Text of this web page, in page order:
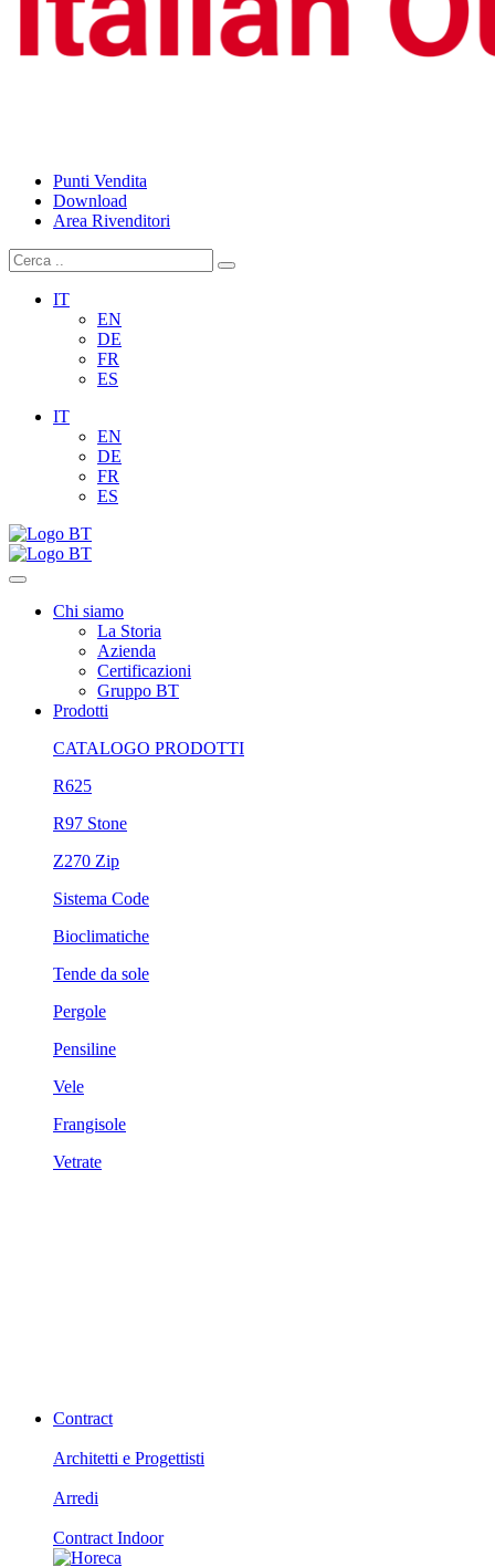
Punti Vendita
Download
Area Rivenditori
IT
EN
DE
FR
ES
IT
EN
DE
FR
ES
Chi siamo
La Storia
Azienda
Certificazioni
Gruppo BT
Prodotti
CATALOGO PRODOTTI
R625
R97 Stone
Z270 Zip
Sistema Code
Bioclimatiche
Tende da sole
Pergole
Pensiline
Vele
Frangisole
Vetrate
Contract
Architetti e Progettisti
Arredi
Contract Indoor